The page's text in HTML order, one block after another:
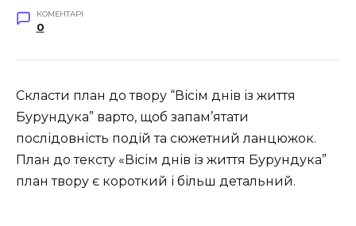
КОМЕНТАРІ
0
Скласти план до твору “Вісім днів із життя
Бурундука” варто, щоб запам’ятати
послідовність подій та сюжетний ланцюжок.
План до тексту «Вісім днів із життя Бурундука”
план твору є короткий і більш детальний.